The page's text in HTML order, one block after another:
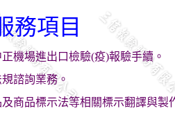
務項目
機場進出口檢驗(疫)報驗手續。
諮詢業務。
商品標示法等相關標示翻譯與製